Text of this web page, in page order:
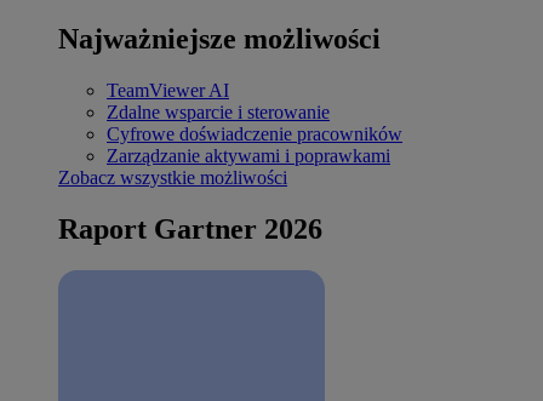
Najważniejsze możliwości
TeamViewer AI
Zdalne wsparcie i sterowanie
Cyfrowe doświadczenie pracowników
Zarządzanie aktywami i poprawkami
Zobacz wszystkie możliwości
Raport Gartner 2026